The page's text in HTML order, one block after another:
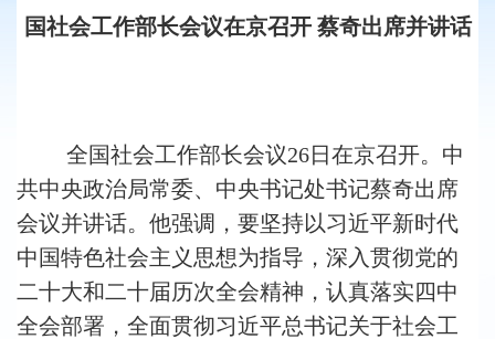
国社会工作部长会议在京召开 蔡奇出席并讲话
全国社会工作部长会议26日在京召开。中
共中央政治局常委、中央书记处书记蔡奇出席
会议并讲话。他强调，要坚持以习近平新时代
中国特色社会主义思想为指导，深入贯彻党的
二十大和二十届历次全会精神，认真落实四中
全会部署，全面贯彻习近平总书记关于社会工